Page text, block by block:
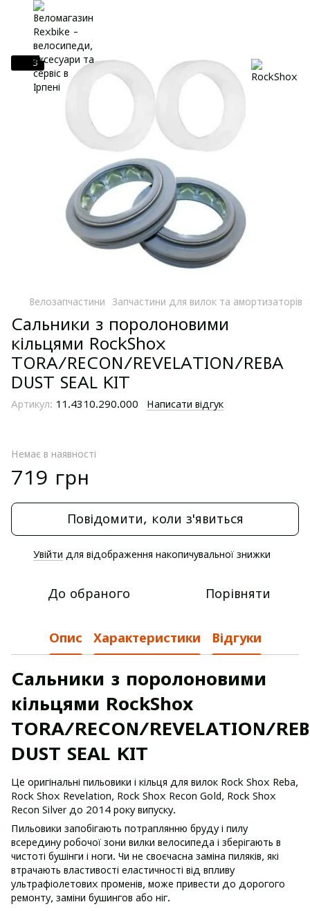
3
Велозапчастини Запчастини для вилок та амортизаторів
Сальники з поролоновими
кільцями RockShox
TORA/RECON/REVELATION/REBA
DUST SEAL KIT
Артикул: 11.4310.290.000 Написати відгук
Немає в наявності
719 грн
Повідомити, коли з'явиться
Увійти для відображення накопичувальної знижки
До обраного Порівняти
Опис Характеристики Відгуки
Сальники з поролоновими
кільцями RockShox
TORA/RECON/REVELATION/
DUST SEAL KIT
Це оригінальні пильовики і кільця для вилок Rock Shox Reba,
Rock Shox Revelation, Rock Shox Recon Gold, Rock Shox
Recon Silver до 2014 року випуску.
Пильовики запобігають потраплянню бруду і пилу
всередину робочої зони вилки велосипеда і зберігають в
чистоті бушінги і ноги. Чи не своєчасна заміна пиляків, які
втрачають властивості еластичності від впливу
ультрафіолетових променів, може привести до дорогого
ремонту, заміни бушингов або ніг.